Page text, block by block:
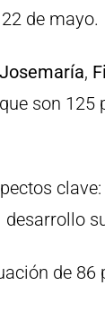
de mayo.
,
son
de